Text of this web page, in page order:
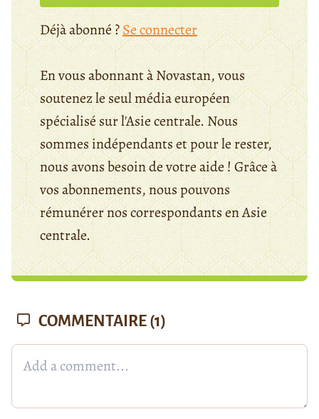
Déjà abonné ?Se connecter
En vous abonnant à Novastan, vous
soutenez le seul média européen
spécialisé sur l'Asie centrale. Nous
sommes indépendants et pour le rester,
nous avons besoin de votre aide ! Grâce à
vos abonnements, nous pouvons
rémunérer nos correspondants en Asie
centrale.
COMMENTAIRE (1)